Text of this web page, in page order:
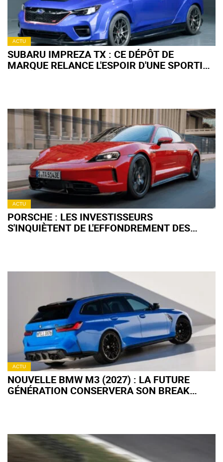
ACTU
SUBARU IMPREZA TX : CE DÉPÔT DE
MARQUE RELANCE L'ESPOIR D'UNE SPORTIVE
ACTU
PORSCHE : LES INVESTISSEURS
S'INQUIÈTENT DE L'EFFONDREMENT DES
ACTU
NOUVELLE BMW M3 (2027) : LA FUTURE
GÉNÉRATION CONSERVERA SON BREAK